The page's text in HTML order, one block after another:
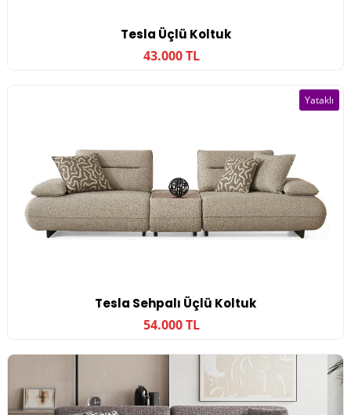
Tesla Üçlü Koltuk
43.000 TL
Tesla Sehpalı Üçlü Koltuk
54.000 TL
Yataklı